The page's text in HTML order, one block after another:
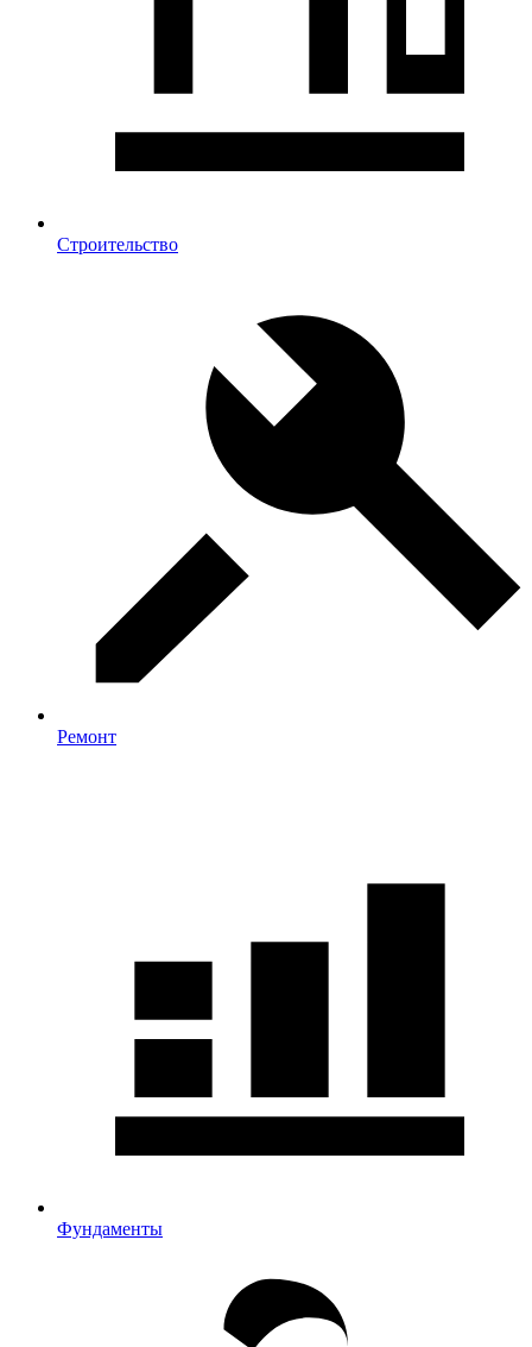
Строительство
Ремонт
Фундаменты